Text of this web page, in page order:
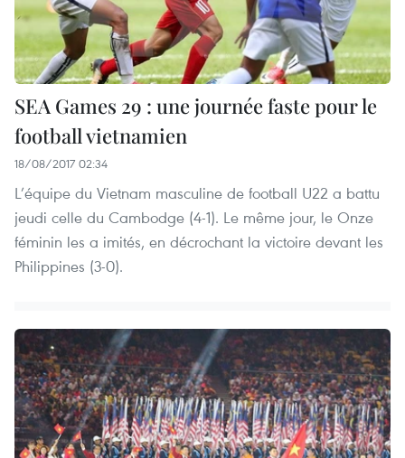
SEA Games 29 : une journée faste pour le
football vietnamien
18/08/2017 02:34
L’équipe du Vietnam masculine de football U22 a battu
jeudi celle du Cambodge (4-1). Le même jour, le Onze
féminin les a imités, en décrochant la victoire devant les
Philippines (3-0).